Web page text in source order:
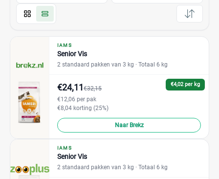
IAMS
Senior Vis
2 standaard pakken van 3 kg · Totaal 6 kg
€4,02 per kg
€24,11 €32,15
€12,06 per pak
€8,04 korting (25%)
Naar Brekz
IAMS
Senior Vis
2 standaard pakken van 3 kg · Totaal 6 kg